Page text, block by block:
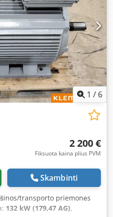
1 / 6
2 200 €
Fiksuota kaina plius PVM
Skambinti
transporto priemonės
132 kW (179,47 AG),